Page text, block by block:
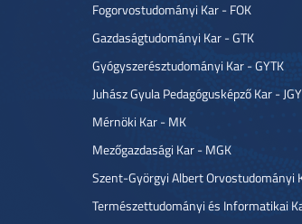
Fogorvostudományi Kar - FOK
Gazdaságtudományi Kar - GTK
Gyógyszerésztudományi Kar - GYTK
Juhász Gyula Pedagógusképző Kar -
Mérnöki Kar - MK
Mezőgazdasági Kar - MGK
Szent-Györgyi Albert Orvostudományi
Természettudományi és Informatikai